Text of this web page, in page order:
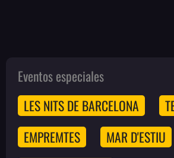
Eventos especiales
LES NITS DE BARCELONA
EMPREMTES
MAR D'ESTIU